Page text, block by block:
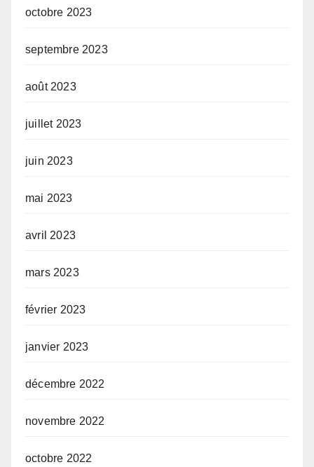
octobre 2023
septembre 2023
août 2023
juillet 2023
juin 2023
mai 2023
avril 2023
mars 2023
février 2023
janvier 2023
décembre 2022
novembre 2022
octobre 2022